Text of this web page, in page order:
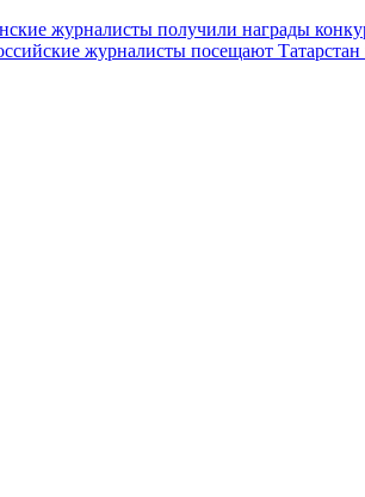
журналисты получили награды
журналисты посещают Татарстан